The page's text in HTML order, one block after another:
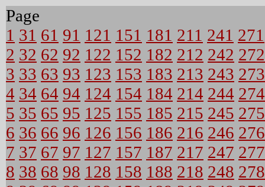
Page
1 31 61 91 121 151 181 211 241 271
2 32 62 92 122 152 182 212 242 272
3 33 63 93 123 153 183 213 243 273
4 34 64 94 124 154 184 214 244 274
5 35 65 95 125 155 185 215 245 275
6 36 66 96 126 156 186 216 246 276
7 37 67 97 127 157 187 217 247 277
8 38 68 98 128 158 188 218 248 278